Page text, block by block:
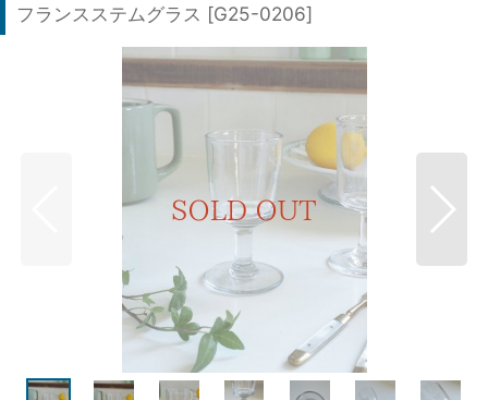
フランスステムグラス [G25-0206]